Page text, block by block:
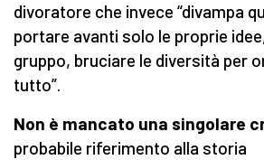
divoratore che invece “divampa
portare avanti solo le proprie
gruppo, bruciare le diversità per
tutto”.
Non è mancato una singolare
probabile riferimento alla storia